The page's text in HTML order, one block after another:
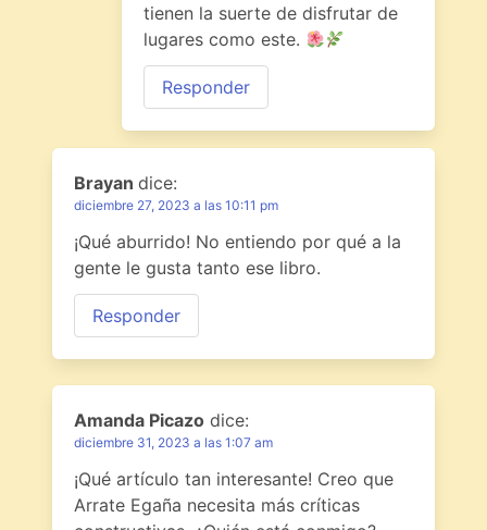
tienen la suerte de disfrutar de
lugares como este.
Responder
Brayan dice:
diciembre 27, 2023 a las 10:11 pm
¡Qué aburrido! No entiendo por qué a la
gente le gusta tanto ese libro.
Responder
Amanda Picazo dice:
diciembre 31, 2023 a las 1:07 am
¡Qué artículo tan interesante! Creo que
Arrate Egaña necesita más críticas